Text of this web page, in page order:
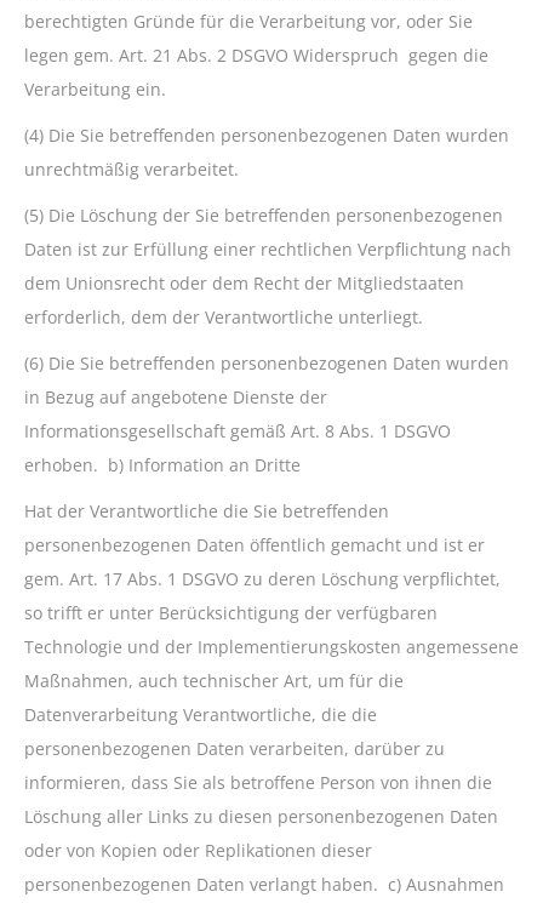
berechtigten Gründe für die Verarbeitung vor, oder Sie
legen gem. Art. 21 Abs. 2 DSGVO Widerspruch gegen die
Verarbeitung ein.
(4) Die Sie betreffenden personenbezogenen Daten wurden
unrechtmäßig verarbeitet.
(5) Die Löschung der Sie betreffenden personenbezogenen
Daten ist zur Erfüllung einer rechtlichen Verpflichtung nach
dem Unionsrecht oder dem Recht der Mitgliedstaaten
erforderlich, dem der Verantwortliche unterliegt.
(6) Die Sie betreffenden personenbezogenen Daten wurden
in Bezug auf angebotene Dienste der
Informationsgesellschaft gemäß Art. 8 Abs. 1 DSGVO
erhoben. b) Information an Dritte
Hat der Verantwortliche die Sie betreffenden
personenbezogenen Daten öffentlich gemacht und ist er
gem. Art. 17 Abs. 1 DSGVO zu deren Löschung verpflichtet,
so trifft er unter Berücksichtigung der verfügbaren
Technologie und der Implementierungskosten angemessene
Maßnahmen, auch technischer Art, um für die
Datenverarbeitung Verantwortliche, die die
personenbezogenen Daten verarbeiten, darüber zu
informieren, dass Sie als betroffene Person von ihnen die
Löschung aller Links zu diesen personenbezogenen Daten
oder von Kopien oder Replikationen dieser
personenbezogenen Daten verlangt haben. c) Ausnahmen